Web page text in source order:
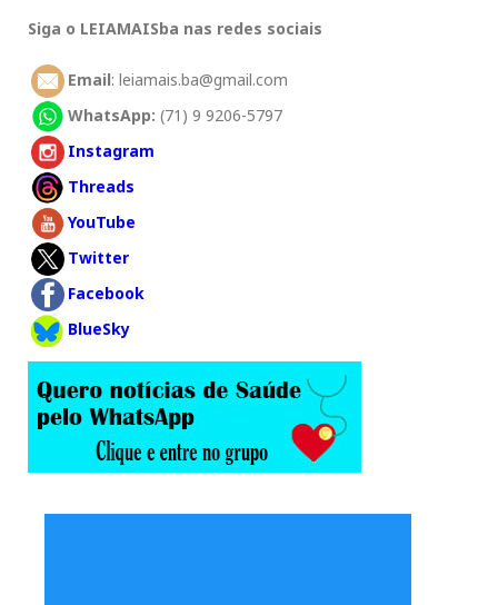
Siga o LEIAMAISba nas redes sociais
Email: leiamais.ba@gmail.com
WhatsApp: (71) 9 9206-5797
Instagram
Threads
YouTube
Twitter
Facebook
BlueSky